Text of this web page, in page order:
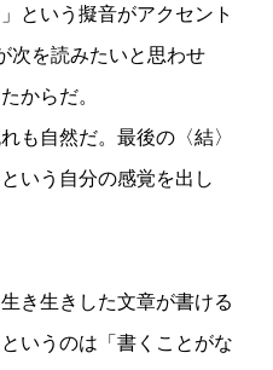
という擬音がアクセント
次を読みたいと思わせ
からだ。
も自然だ。最後の〈結〉
いう自分の感覚を出し
き生きした文章が書ける
いうのは「書くことがな